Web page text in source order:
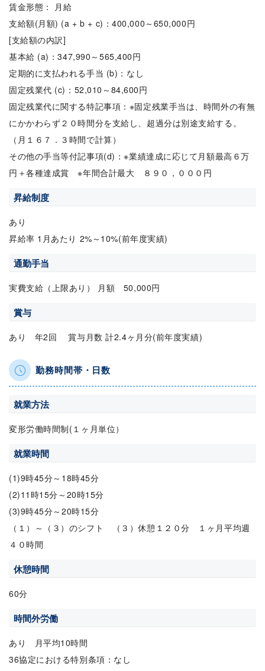
賃金形態： 月給
支給額(月額) (a + b + c)：400,000～650,000円
[支給額の内訳]
基本給 (a)：347,990～565,400円
定期的に支払われる手当 (b)：なし
固定残業代 (c)：52,010～84,600円
固定残業代に関する特記事項：※固定残業手当は、時間外の有無
にかかわらず２０時間分を支給し、超過分は別途支給する。
（月１６７．３時間で計算）
その他の手当等付記事項(d)：※業績達成に応じて月額最高６万
円＋各種達成賞 ※年間合計最大 ８９０，０００円
昇給制度
あり
昇給率 1月あたり 2%～10%(前年度実績)
通勤手当
実費支給（上限あり） 月額 50,000円
賞与
あり 年2回 賞与月数 計2.4ヶ月分(前年度実績)
勤務時間帯・日数
就業方法
変形労働時間制(１ヶ月単位）
就業時間
(1)9時45分～18時45分
(2)11時15分～20時15分
(3)9時45分～20時15分
（１）～（３）のシフト （３）休憩１２０分 １ヶ月平均週
４０時間
休憩時間
60分
時間外労働
あり 月平均10時間
36協定における特別条項：なし